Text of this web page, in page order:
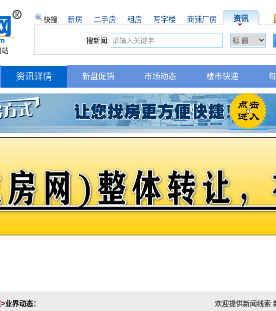
站
快搜: 新房 二手房 租房 写字楼 商铺厂房 资讯
搜新闻:
资讯详情 新盘促销 市场动态 楼市快递
>业界动态： 欢迎提供新闻线索